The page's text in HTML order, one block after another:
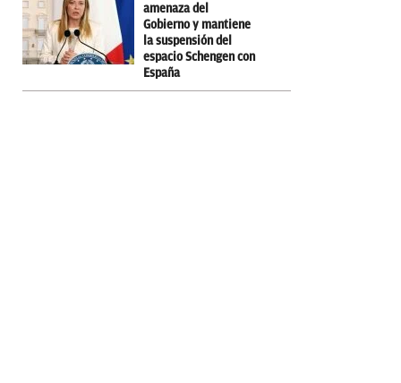
amenaza del
Gobierno y mantiene
la suspensión del
espacio Schengen con
España